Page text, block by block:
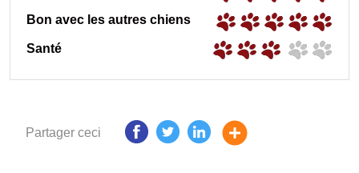
Bon avec les autres chiens
Santé
Partager ceci